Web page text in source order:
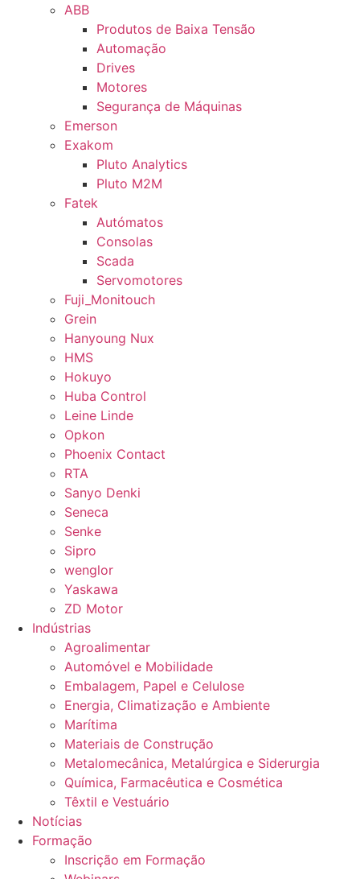
ABB
Produtos de Baixa Tensão
Automação
Drives
Motores
Segurança de Máquinas
Emerson
Exakom
Pluto Analytics
Pluto M2M
Fatek
Autómatos
Consolas
Scada
Servomotores
Fuji_Monitouch
Grein
Hanyoung Nux
HMS
Hokuyo
Huba Control
Leine Linde
Opkon
Phoenix Contact
RTA
Sanyo Denki
Seneca
Senke
Sipro
wenglor
Yaskawa
ZD Motor
Indústrias
Agroalimentar
Automóvel e Mobilidade
Embalagem, Papel e Celulose
Energia, Climatização e Ambiente
Marítima
Materiais de Construção
Metalomecânica, Metalúrgica e Siderurgia
Química, Farmacêutica e Cosmética
Têxtil e Vestuário
Notícias
Formação
Inscrição em Formação